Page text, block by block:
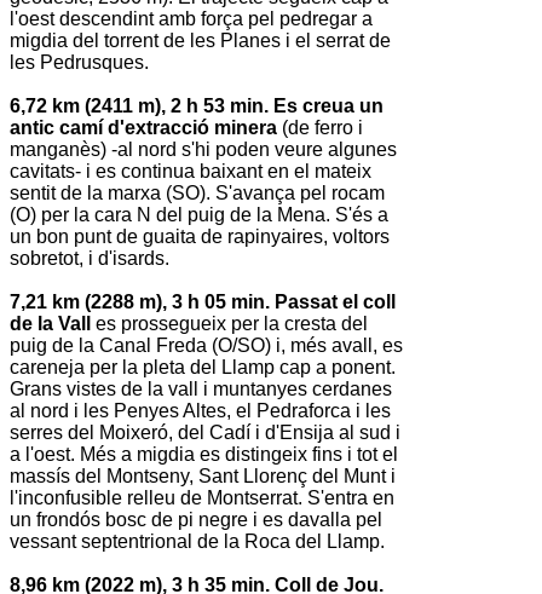
l'oest descendint amb força pel pedregar a
migdia del torrent de les Planes i el serrat de
les Pedrusques.
6,72 km (2411 m), 2 h 53 min. Es creua un
antic camí d'extracció minera (de ferro i
manganès) -al nord s'hi poden veure algunes
cavitats- i es continua baixant en el mateix
sentit de la marxa (SO). S'avança pel rocam
(O) per la cara N del puig de la Mena. S'és a
un bon punt de guaita de rapinyaires, voltors
sobretot, i d'isards.
7,21 km (2288 m), 3 h 05 min. Passat el coll
de la Vall
es prossegueix per la cresta del
puig de la Canal Freda (O/SO) i, més avall, es
careneja per la pleta del Llamp cap a ponent.
Grans vistes de la vall i muntanyes cerdanes
al nord i les Penyes Altes, el Pedraforca i les
serres del Moixeró, del Cadí i d'Ensija al sud i
a l'oest. Més a migdia es distingeix fins i tot el
massís del Montseny, Sant Llorenç del Munt i
l'inconfusible relleu de Montserrat. S'entra en
un frondós bosc de pi negre i es davalla pel
vessant septentrional de la Roca del Llamp.
8,96 km (2022 m), 3 h 35 min. Coll de Jou.